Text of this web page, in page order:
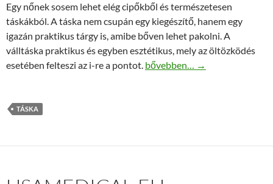
Egy nőnek sosem lehet elég cipőkből és természetesen
táskákból. A táska nem csupán egy kiegészítő, hanem egy
igazán praktikus tárgy is, amibe bőven lehet pakolni. A
válltáska praktikus és egyben esztétikus, mely az öltözködés
esetében felteszi az i-re a pontot. Csinos, női válltáskák széles
bővebben… →
TÁSKA